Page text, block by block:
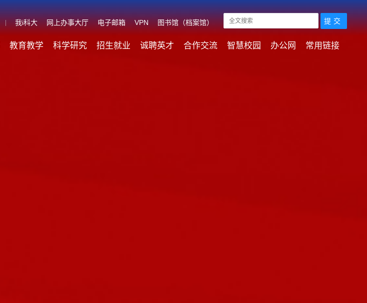
我i科大 网上办事大厅 电子邮箱 VPN 图书馆（档案馆）
教育教学 科学研究 招生就业 诚聘英才 合作交流 智慧校园 办公网 常用链接